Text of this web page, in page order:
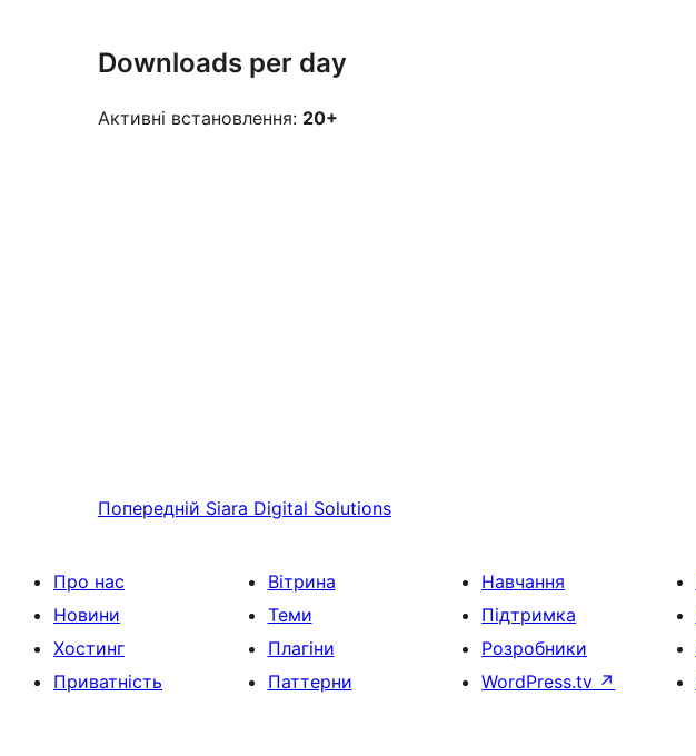
Downloads per day
Активні встановлення: 20+
Попередній Siara Digital Solutions
Про нас
Новини
Хостинг
Приватність
Вітрина
Теми
Плагіни
Паттерни
Навчання
Підтримка
Розробники
WordPress.tv ↗